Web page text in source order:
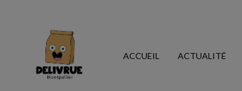
ACCUEIL ACTUALITÉ